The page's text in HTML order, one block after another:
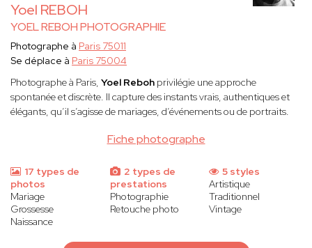
Yoel REBOH
YOEL REBOH PHOTOGRAPHIE
Fiche photographe
Photographe à Paris 75011
Se déplace à Paris 75004
Photographe à Paris, Yoel Reboh privilégie une approche
spontanée et discrète. Il capture des instants vrais, authentiques et
élégants, qu’il s’agisse de mariages, d’événements ou de portraits.
17 types de
photos
Mariage
Grossesse
Naissance
2 types de
prestations
Photographie
Retouche photo
5 styles
Artistique
Traditionnel
Vintage